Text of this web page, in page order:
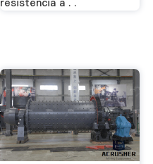
resistencia a . .